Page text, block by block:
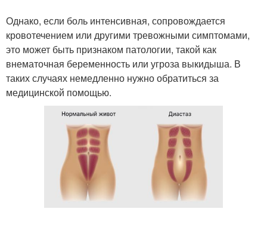
Однако, если боль интенсивная, сопровождается
кровотечением или другими тревожными симптомами,
это может быть признаком патологии, такой как
внематочная беременность или угроза выкидыша. В
таких случаях немедленно нужно обратиться за
медицинской помощью.